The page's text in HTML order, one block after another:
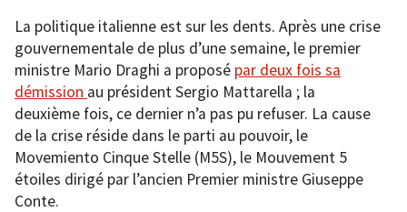
La politique italienne est sur les dents. Après une crise
gouvernementale de plus d’une semaine, le premier
ministre Mario Draghi a proposé par deux fois sa
démission au président Sergio Mattarella ; la
deuxième fois, ce dernier n’a pas pu refuser. La cause
de la crise réside dans le parti au pouvoir, le
Movemiento Cinque Stelle (M5S), le Mouvement 5
étoiles dirigé par l’ancien Premier ministre Giuseppe
Conte.